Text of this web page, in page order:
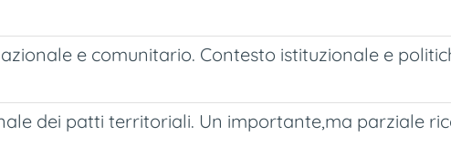
e comunitario. Contesto istituzionale e
dei patti territoriali. Un importante,ma parziale